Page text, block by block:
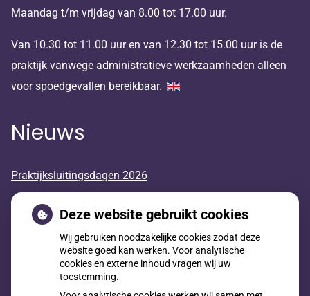
Maandag t/m vrijdag van 8.00 tot 17.00 uur.
Van 10.30 tot 11.00 uur en van 12.30 tot 15.00 uur is de
praktijk vanwege administratieve werkzaamheden alleen
voor spoedgevallen bereikbaar.
Nieuws
Praktijksluitingsdagen 2026
Huisarts in opleiding
Geneesmiddelen mee op reis
Deze website gebruikt cookies
Wij gebruiken noodzakelijke cookies zodat deze
website goed kan werken. Voor analytische
cookies en externe inhoud vragen wij uw
toestemming.